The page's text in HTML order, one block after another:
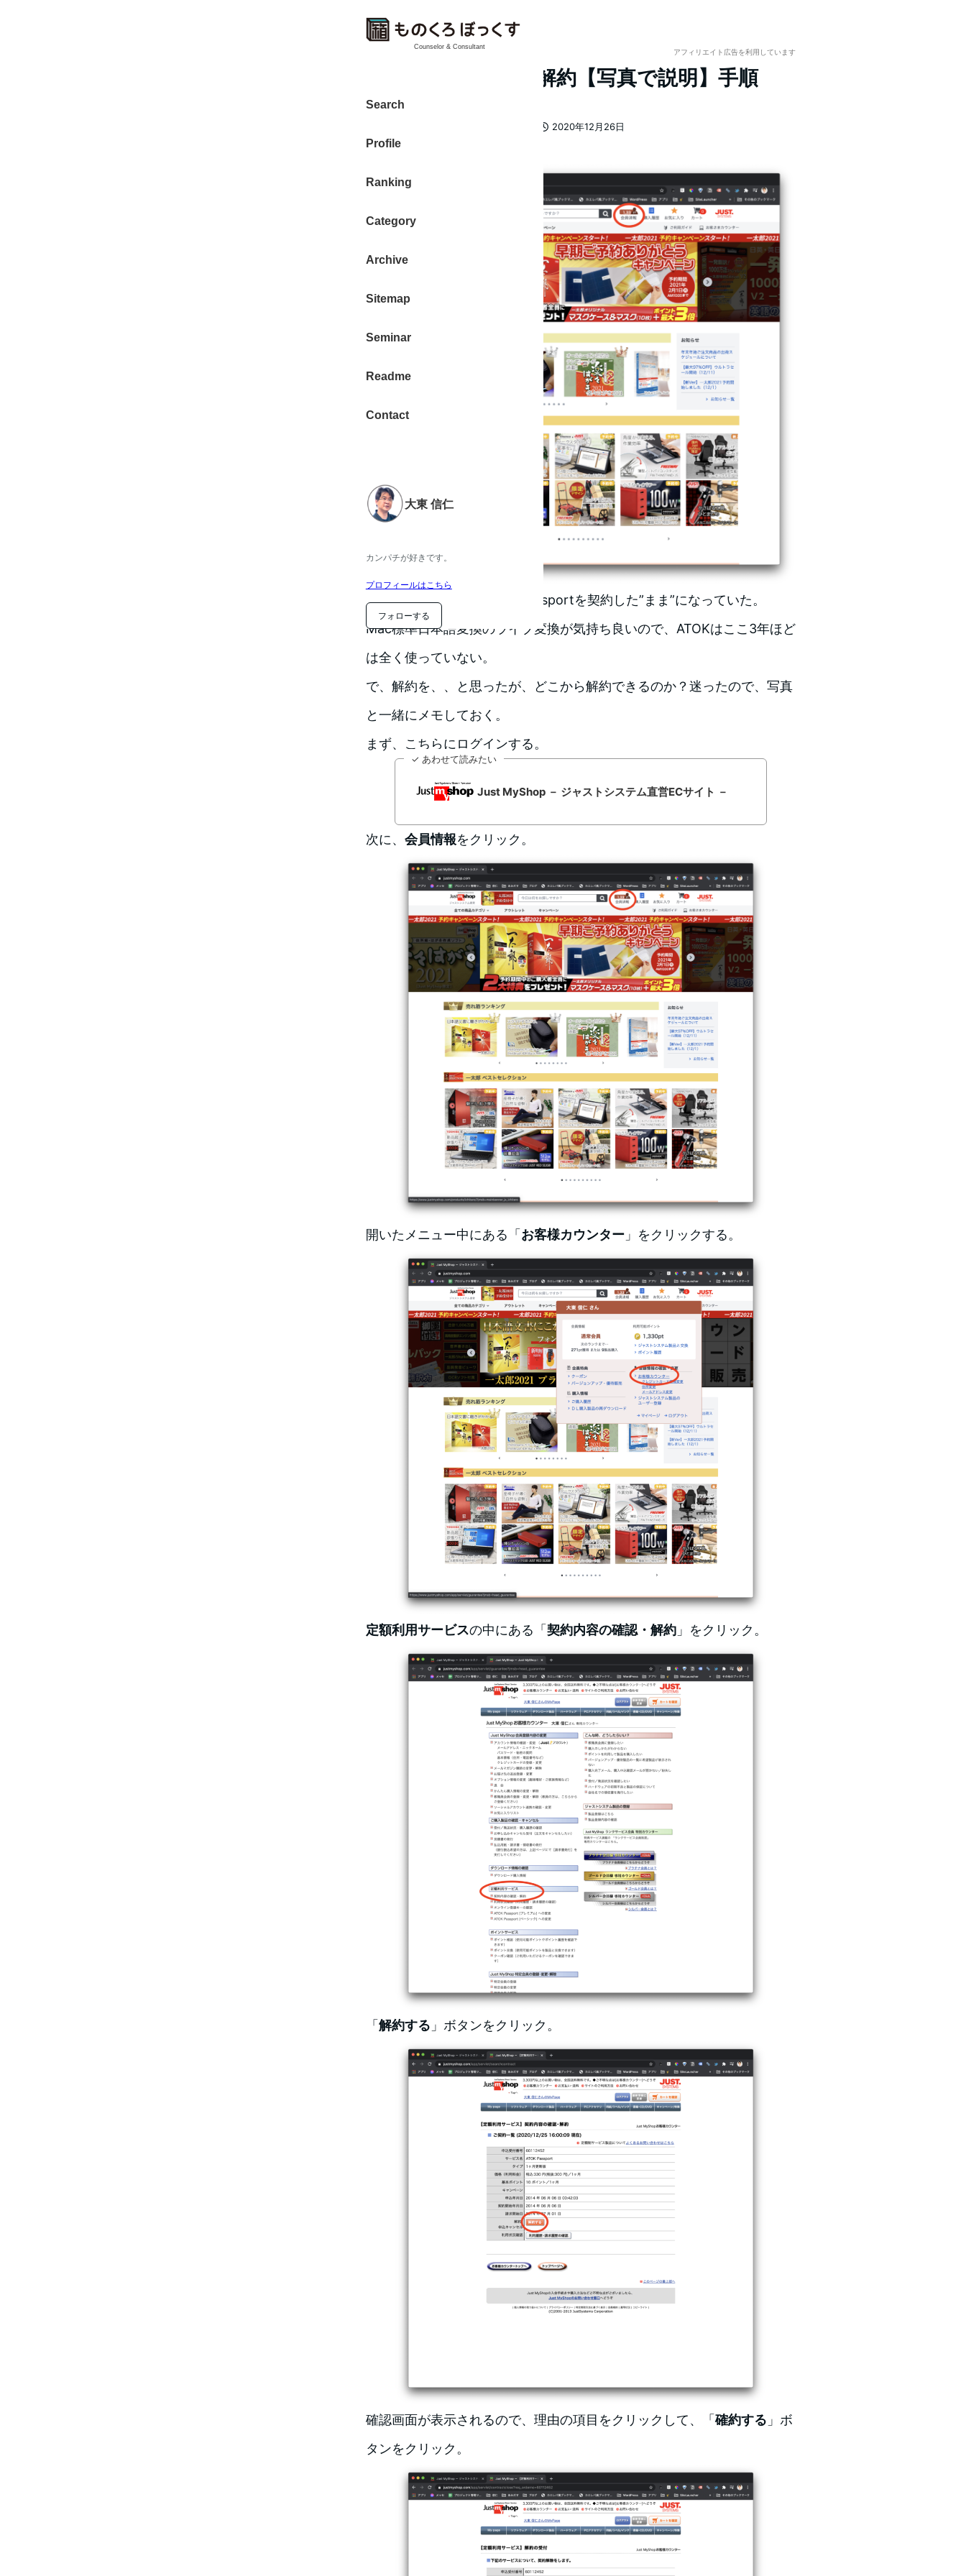
Counselor & Consultant
Search
Profile
Ranking
Category
Archive
Sitemap
Seminar
Readme
Contact
大東 信仁
カンパチが好きです。
プロフィールはこちら
フォローする
アフィリエイト広告を利用しています
ATOK Passportを解約【写真で説明】手順
2020年12月26日
日本語入力アプリのATOK Passportを契約した”まま”になっていた。
Mac標準日本語変換のライブ変換が気持ち良いので、ATOKはここ3年ほど
は全く使っていない。
で、解約を、、と思ったが、どこから解約できるのか？迷ったので、写真
と一緒にメモしておく。
まず、こちらにログインする。
✓ あわせて読みたい
Just MyShop － ジャストシステム直営ECサイト －
次に、 会員情報をクリック。
開いたメニュー中にある「 お客様カウンター」をクリックする。
定額利用サービスの中にある「 契約内容の確認・解約」をクリック。
「解約する 」ボタンをクリック。
確認画面が表示されるので、理由の項目をクリックして、「確約する 」ボ
タンをクリック。